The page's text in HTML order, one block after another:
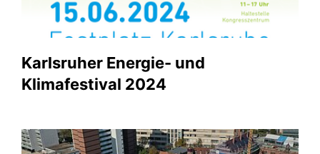
Karlsruher Energie- und
Klimafestival 2024